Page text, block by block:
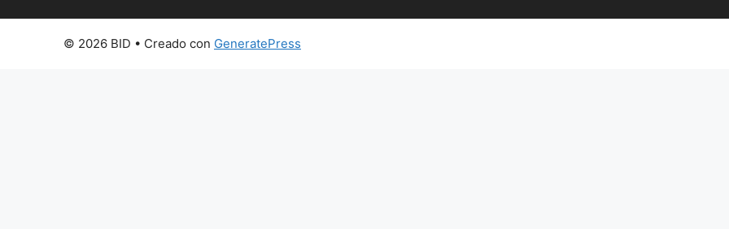
© 2026 BID • Creado con GeneratePress